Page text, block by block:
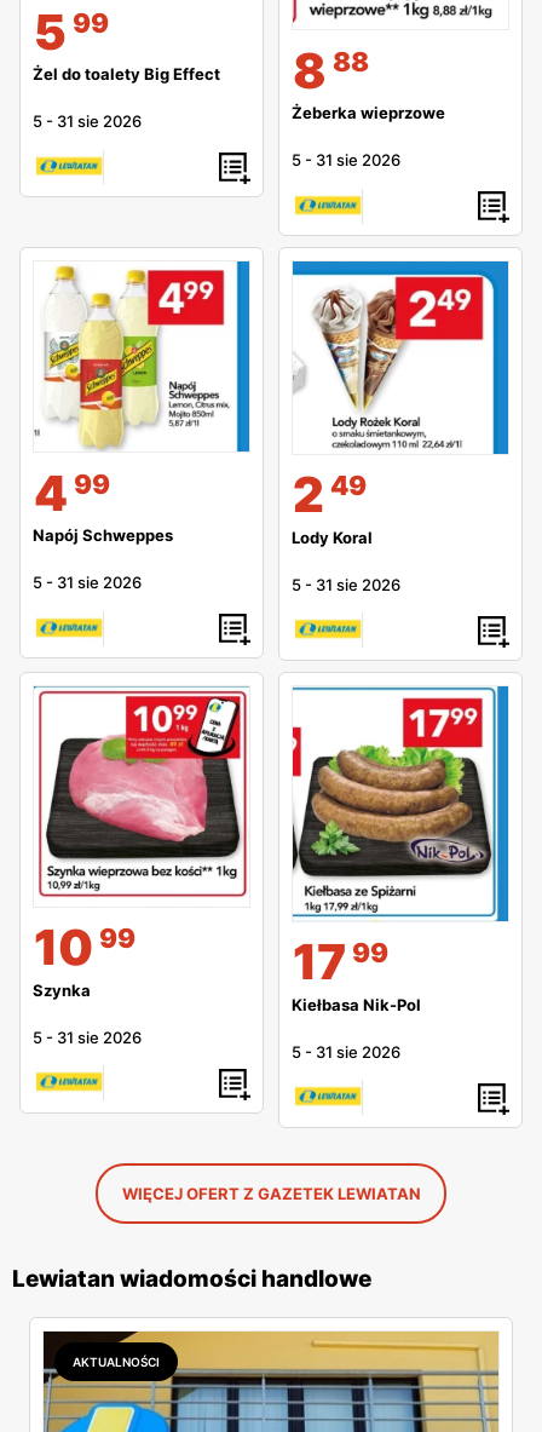
5 99
Żel do toalety Big Effect
5 - 31 sie 2026
8 88
Żeberka wieprzowe
5 - 31 sie 2026
4 99
Napój Schweppes
5 - 31 sie 2026
2 49
Lody Koral
5 - 31 sie 2026
10 99
Szynka
5 - 31 sie 2026
17 99
Kiełbasa Nik-Pol
5 - 31 sie 2026
WIĘCEJ OFERT Z GAZETEK LEWIATAN
Lewiatan wiadomości handlowe
AKTUALNOŚCI